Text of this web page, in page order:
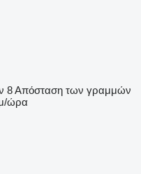
8Απόσταση των γραμμών
ώρα